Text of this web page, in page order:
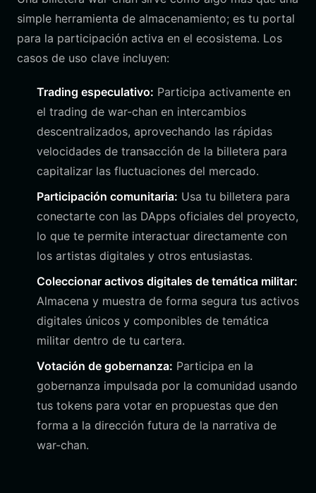
simple herramienta de almacenamiento; es tu portal
para la participación activa en el ecosistema. Los
casos de uso clave incluyen:
Trading especulativo: Participa activamente en
el trading de war-chan en intercambios
descentralizados, aprovechando las rápidas
velocidades de transacción de la billetera para
capitalizar las fluctuaciones del mercado.
Participación comunitaria: Usa tu billetera para
conectarte con las DApps oficiales del proyecto,
lo que te permite interactuar directamente con
los artistas digitales y otros entusiastas.
Coleccionar activos digitales de temática militar:
Almacena y muestra de forma segura tus activos
digitales únicos y componibles de temática
militar dentro de tu cartera.
Votación de gobernanza: Participa en la
gobernanza impulsada por la comunidad usando
tus tokens para votar en propuestas que den
forma a la dirección futura de la narrativa de
war-chan.